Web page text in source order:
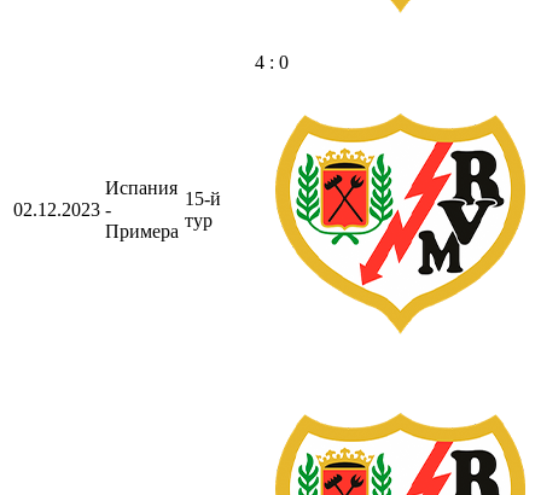
02.12.2023
Испания
-
Примера
15-й
тур
4 : 0